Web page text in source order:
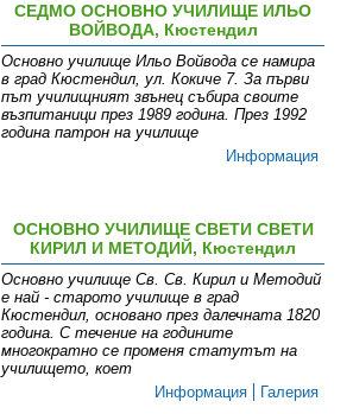
СЕДМО ОСНОВНО УЧИЛИЩЕ ИЛЬО
ВОЙВОДА, Кюстендил
Основно училище Ильо Войвода се намира
в град Кюстендил, ул. Кокиче 7. За първи
път училищният звънец събира своите
възпитаници през 1989 година. През 1992
година патрон на училище
Информация
ОСНОВНО УЧИЛИЩЕ СВЕТИ СВЕТИ
КИРИЛ И МЕТОДИЙ, Кюстендил
Основно училище Св. Св. Кирил и Методий
e най - старото училище в град
Кюстендил, основано през далечната 1820
година. С течение на годините
многократно се променя статутът на
училището, коет
Информация
Галерия